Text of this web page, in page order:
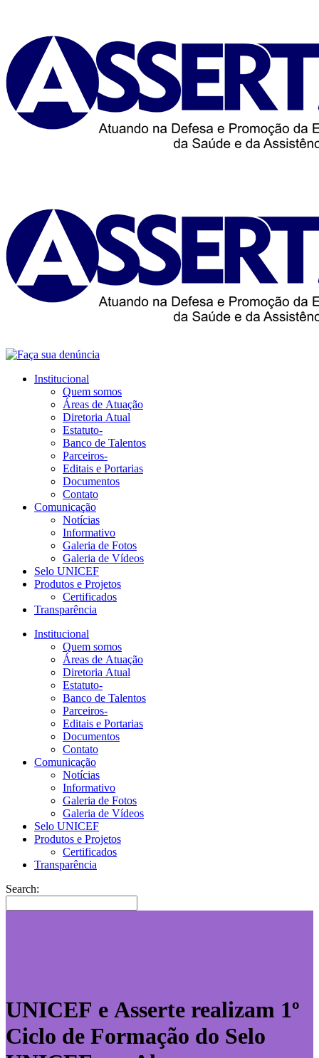
Institucional
Quem somos
Áreas de Atuação
Diretoria Atual
Estatuto-
Banco de Talentos
Parceiros-
Editais e Portarias
Documentos
Contato
Comunicação
Notícias
Informativo
Galeria de Fotos
Galeria de Vídeos
Selo UNICEF
Produtos e Projetos
Certificados
Transparência
Institucional
Quem somos
Áreas de Atuação
Diretoria Atual
Estatuto-
Banco de Talentos
Parceiros-
Editais e Portarias
Documentos
Contato
Comunicação
Notícias
Informativo
Galeria de Fotos
Galeria de Vídeos
Selo UNICEF
Produtos e Projetos
Certificados
Transparência
Search:
UNICEF e Asserte realizam 1º
Ciclo de Formação do Selo